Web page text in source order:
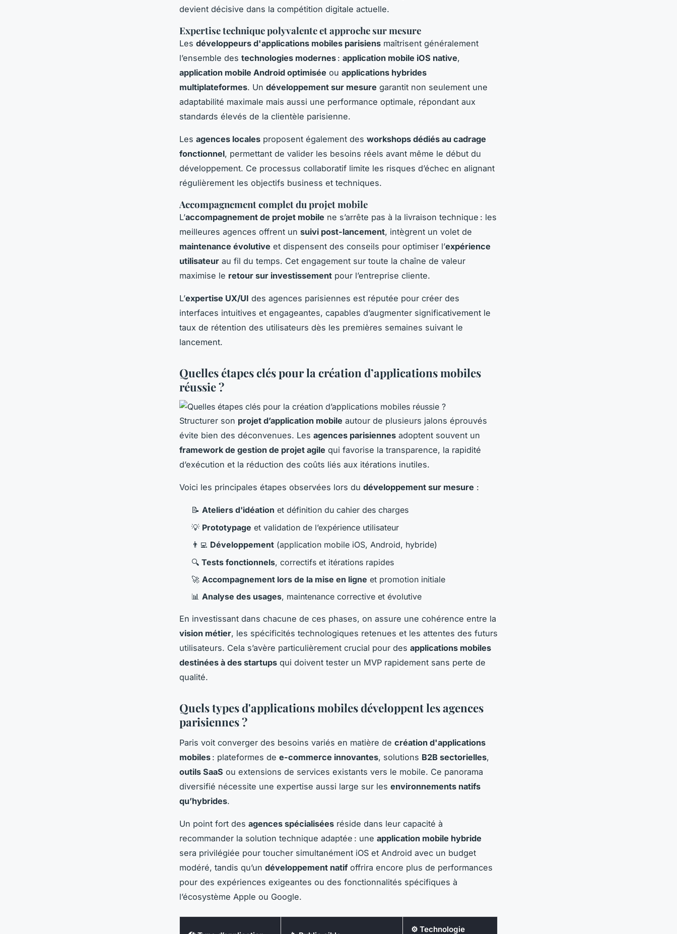
devient décisive dans la compétition digitale actuelle.
Expertise technique polyvalente et approche sur mesure
Les développeurs d'applications mobiles parisiens maîtrisent généralement
l’ensemble des technologies modernes : application mobile iOS native,
application mobile Android optimisée ou applications hybrides
multiplateformes. Un développement sur mesure garantit non seulement une
adaptabilité maximale mais aussi une performance optimale, répondant aux
standards élevés de la clientèle parisienne.
Les agences locales proposent également des workshops dédiés au cadrage
fonctionnel, permettant de valider les besoins réels avant même le début du
développement. Ce processus collaboratif limite les risques d’échec en alignant
régulièrement les objectifs business et techniques.
Accompagnement complet du projet mobile
L’accompagnement de projet mobile ne s’arrête pas à la livraison technique : les
meilleures agences offrent un suivi post-lancement, intègrent un volet de
maintenance évolutive et dispensent des conseils pour optimiser l’expérience
utilisateur au fil du temps. Cet engagement sur toute la chaîne de valeur
maximise le retour sur investissement pour l’entreprise cliente.
L’expertise UX/UI des agences parisiennes est réputée pour créer des
interfaces intuitives et engageantes, capables d’augmenter significativement le
taux de rétention des utilisateurs dès les premières semaines suivant le
lancement.
Quelles étapes clés pour la création d’applications mobiles
réussie ?
Structurer son projet d’application mobile autour de plusieurs jalons éprouvés
évite bien des déconvenues. Les agences parisiennes adoptent souvent un
framework de gestion de projet agile qui favorise la transparence, la rapidité
d’exécution et la réduction des coûts liés aux itérations inutiles.
Voici les principales étapes observées lors du développement sur mesure :
📝 Ateliers d'idéation et définition du cahier des charges
💡 Prototypage et validation de l’expérience utilisateur
👨‍💻 Développement (application mobile iOS, Android, hybride)
🔍 Tests fonctionnels, correctifs et itérations rapides
🚀 Accompagnement lors de la mise en ligne et promotion initiale
📊 Analyse des usages, maintenance corrective et évolutive
En investissant dans chacune de ces phases, on assure une cohérence entre la
vision métier, les spécificités technologiques retenues et les attentes des futurs
utilisateurs. Cela s’avère particulièrement crucial pour des applications mobiles
destinées à des startups qui doivent tester un MVP rapidement sans perte de
qualité.
Quels types d'applications mobiles développent les agences
parisiennes ?
Paris voit converger des besoins variés en matière de création d'applications
mobiles : plateformes de e-commerce innovantes, solutions B2B sectorielles,
outils SaaS ou extensions de services existants vers le mobile. Ce panorama
diversifié nécessite une expertise aussi large sur les environnements natifs
qu’hybrides.
Un point fort des agences spécialisées réside dans leur capacité à
recommander la solution technique adaptée : une application mobile hybride
sera privilégiée pour toucher simultanément iOS et Android avec un budget
modéré, tandis qu’un développement natifoffrira encore plus de performances
pour des expériences exigeantes ou des fonctionnalités spécifiques à
l’écosystème Apple ou Google.
⚙️ Technologie